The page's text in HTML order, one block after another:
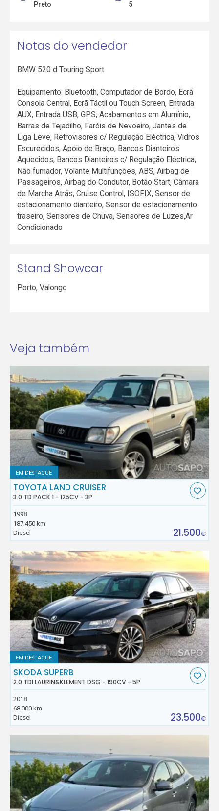
Preto
5
Notas do vendedor
BMW 520 d Touring Sport
Equipamento: Bluetooth, Computador de Bordo, Ecrã
Consola Central, Ecrã Táctil ou Touch Screen, Entrada
AUX, Entrada USB, GPS, Acabamentos em Alumínio,
Barras de Tejadilho, Faróis de Nevoeiro, Jantes de
Liga Leve, Retrovisores c/ Regulação Eléctrica, Vidros
Escurecidos, Apoio de Braço, Bancos Dianteiros
Aquecidos, Bancos Dianteiros c/ Regulação Eléctrica,
Não fumador, Volante Multifunções, ABS, Airbag de
Passageiros, Airbag do Condutor, Botão Start, Câmara
de Marcha Atrás, Cruise Control, ISOFIX, Sensor de
estacionamento dianteiro, Sensor de estacionamento
traseiro, Sensores de Chuva, Sensores de Luzes,Ar
Condicionado
Stand Showcar
Porto,Valongo
Veja também
EM DESTAQUE
TOYOTA LAND CRUISER
3.0 TD PACK 1 - 125CV - 3P
1998
187.450 km
Diesel
21.500€
EM DESTAQUE
SKODA SUPERB
2.0 TDI LAURIN&KLEMENT DSG - 190CV - 5P
2018
68.000 km
Diesel
23.500€